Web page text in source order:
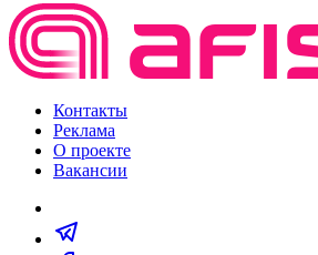
Контакты
Реклама
О проекте
Вакансии